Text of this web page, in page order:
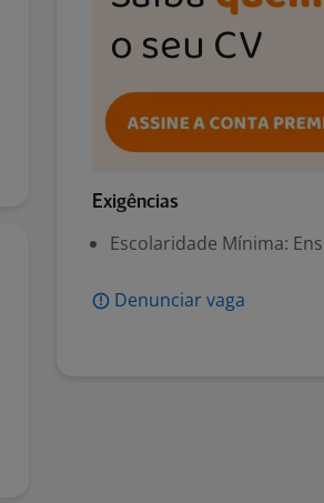
Exigências
Escolaridade Mínima:
Denunciar vaga